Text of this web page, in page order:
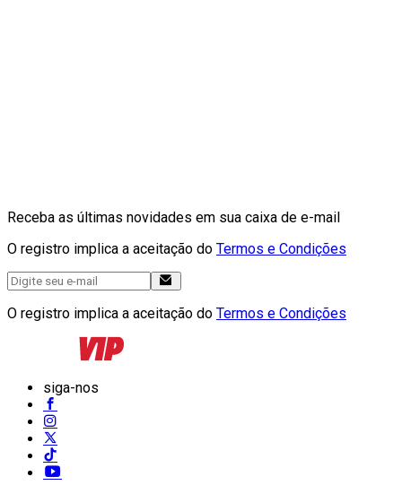
Receba as últimas novidades em sua caixa de e-mail
O registro implica a aceitação do Termos e Condições
O registro implica a aceitação do Termos e Condições
siga-nos